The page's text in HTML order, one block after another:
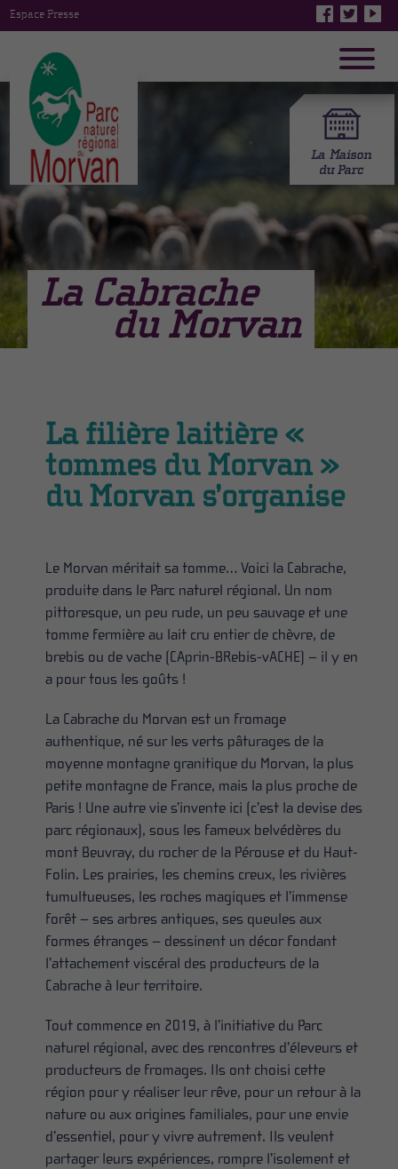
Espace Presse
La Cabrache
du Morvan
La filière laitière «
tommes du Morvan »
du Morvan s’organise
Le Morvan méritait sa tomme… Voici la Cabrache,
produite dans le Parc naturel régional. Un nom
pittoresque, un peu rude, un peu sauvage et une
tomme fermière au lait cru entier de chèvre, de
brebis ou de vache (CAprin-BRebis-vACHE) – il y en
a pour tous les goûts !
La Cabrache du Morvan est un fromage
authentique, né sur les verts pâturages de la
moyenne montagne granitique du Morvan, la plus
petite montagne de France, mais la plus proche de
Paris ! Une autre vie s’invente ici (c’est la devise des
parc régionaux), sous les fameux belvédères du
mont Beuvray, du rocher de la Pérouse et du Haut-
Folin. Les prairies, les chemins creux, les rivières
tumultueuses, les roches magiques et l’immense
forêt – ses arbres antiques, ses queules aux
formes étranges – dessinent un décor fondant
l’attachement viscéral des producteurs de la
Cabrache à leur territoire.
Tout commence en 2019, à l’initiative du Parc
naturel régional, avec des rencontres d’éleveurs et
producteurs de fromages. Ils ont choisi cette
région pour y réaliser leur rêve, pour un retour à la
nature ou aux origines familiales, pour une envie
d’essentiel, pour y vivre autrement. Ils veulent
partager leurs expériences, rompre l’isolement et